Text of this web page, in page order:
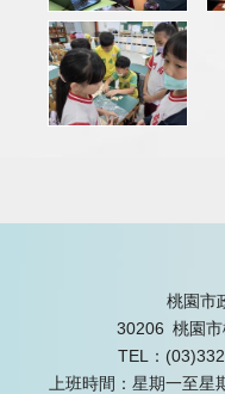
桃園市
30206 桃園
TEL：
上班時間：星期一至